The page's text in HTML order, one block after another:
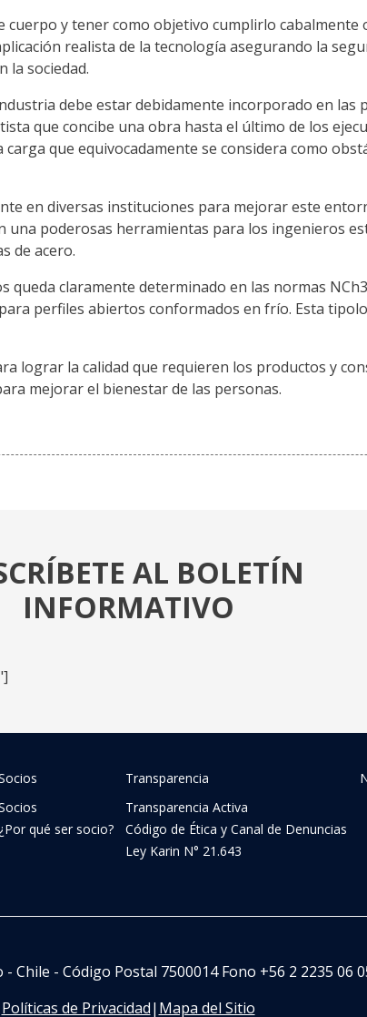
cuerpo y tener como objetivo cumplirlo
realista de la tecnología asegurando la
la sociedad.
debe estar debidamente incorporado en las
que concibe una obra hasta el último de los
que equivocadamente se considera como
en diversas instituciones para mejorar este
una poderosas herramientas para los ingenieros
de acero.
queda claramente determinado en las normas
perfiles abiertos conformados en frío. Esta
lograr la calidad que requieren los productos y
mejorar el bienestar de las personas.
AL BOLETÍN
INFORMATIVO
¿Por qué ser socio?
Transparencia
Transparencia Activa
Código de Ética y Canal de Denuncias
Ley Karin N° 21.643
Chile - Código Postal 7500014 Fono +56 2 2235 06
Políticas de Privacidad| Mapa del Sitio